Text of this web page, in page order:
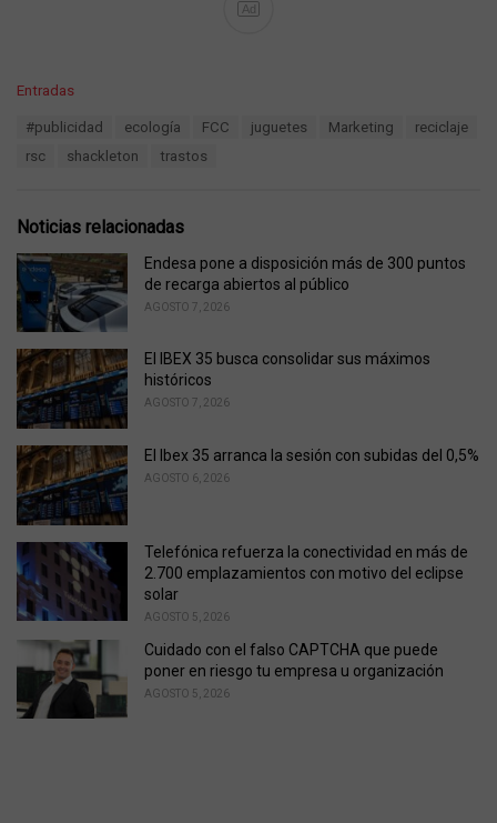
Ad
C
i
e
s
:
Entradas
#publicidad ecología FCC juguetes Marketing
reciclaje
rsc
shackleton trastos
Noticias relacionadas
Endesa pone a disposición más de 300 puntos
de recarga abiertos al público
AGOSTO 7, 2026
El IBEX 35 busca consolidar sus máximos
históricos
AGOSTO 7, 2026
El Ibex 35 arranca la sesión con subidas del 0,5%
AGOSTO 6, 2026
Telefónica refuerza la conectividad en más de
2.700 emplazamientos con motivo del eclipse
solar
AGOSTO 5, 2026
Cuidado con el falso CAPTCHA que puede
poner en riesgo tu empresa u organización
AGOSTO 5, 2026